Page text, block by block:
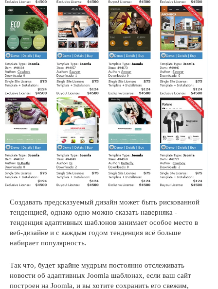
Создавать предсказуемый дизайн может быть рискованной
тенденцией, однако одно можно сказать наверняка -
тенденция адаптивных шаблонов занимает особое место в
веб-дизайне и с каждым годом тенденция всё больше
набирает популярность.
Так что, будет крайне мудрым постоянно отслеживать
новости об адаптивных Joomla шаблонах, если ваш сайт
построен на Joomla, и вы хотите сохранить его свежим,